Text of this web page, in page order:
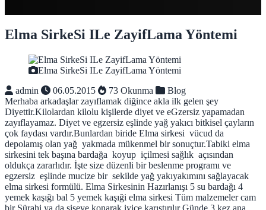
Elma SirkeSi ILe ZayifLama Yöntemi
Elma SirkeSi ILe ZayifLama Yöntemi
admin
06.05.2015 73 Okunma
Blog
Merhaba arkadaşlar zayıflamak diğince akla ilk gelen şey
Diyettir.Kilolardan kilolu kişilerde diyet ve eGzersiz yapamadan
zayıflayamaz. Diyet ve egzersiz eşlinde yağ yakıcı bitkisel çayların
çok faydası vardır.Bunlardan biride Elma sirkesi vücud da
depolamış olan yağ yakmada mükenmel bir sonuçtur.Tabiki elma
sirkesini tek başına bardağa koyup içilmesi sağlık açısından
oldukça zararlıdır. İşte size düzenli bir beslenme programı ve
egzersiz eşlinde mucize bir sekilde yağ yakıyakımını sağlayacak
elma sirkesi formülü. Elma Sirkesinin Hazırlanışı 5 su bardağı 4
yemek kaşığı bal 5 yemek kaşıği elma sirkesi Tüm malzemeler cam